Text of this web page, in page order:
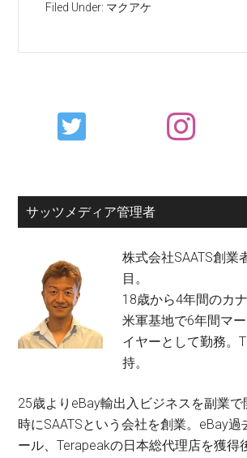
Filed Under: マクアケ
Primary
Sidebar
サッツメディア管理者
株式会社SAATS創
目。
18歳から4年間のカ
米軍基地で6年間マ
イヤーとして勤務。
持。
25歳よりeBay輸出入ビジネスを副業
時にSAATSという会社を創業。eBay過
ール、Terapeakの日本総代理店を獲得